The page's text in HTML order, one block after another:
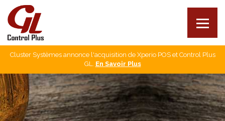
Cluster Systèmes annonce l'acquisition de Xperio POS et Control Plus
GL. En Savoir Plus